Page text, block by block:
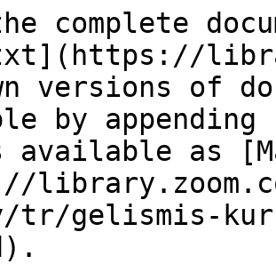
complete
versions of
by
available as
gelismis-